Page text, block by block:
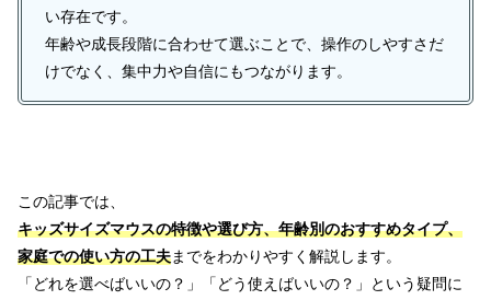
い存在です。
年齢や成長段階に合わせて選ぶことで、操作のしやすさだ
けでなく、集中力や自信にもつながります。
この記事では、
キッズサイズマウスの特徴や選び方、年齢別のおすすめタイプ、
家庭での使い方の工夫までをわかりやすく解説します。
「どれを選べばいいの？」「どう使えばいいの？」という疑問に